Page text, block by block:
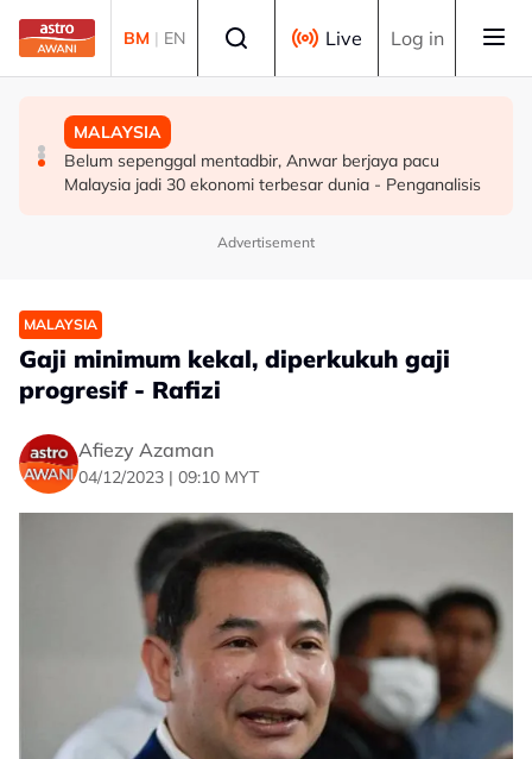
Skip to main content
BM | EN Live Log in
DUNIA
Infantino nafi dakwaan UEFA bayar pampasan kepada
wanita didakwa kekasih
MALAYSIA
ICQS Bukit Kayu Hitam gempar beg disangka berisi
bom, dadah
MALAYSIA
Belum sepenggal mentadbir, Anwar berjaya pacu
Malaysia jadi 30 ekonomi terbesar dunia - Penganalisis
Advertisement
MALAYSIA
Gaji minimum kekal, diperkukuh gaji
progresif - Rafizi
Afiezy Azaman
04/12/2023 | 09:10 MYT